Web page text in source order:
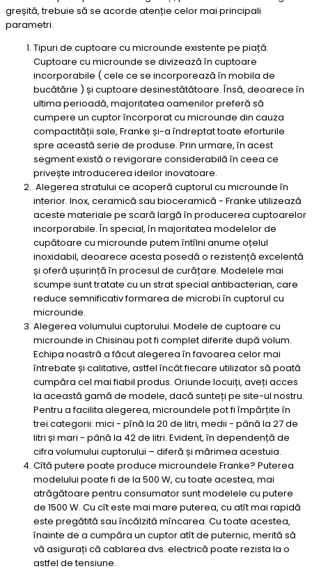
greșită, trebuie să se acorde atenție celor mai principali
parametri.
Tipuri de cuptoare cu microunde existente pe piață.
Cuptoare cu microunde se divizează în cuptoare
incorporabile ( cele ce se incorporează în mobila de
bucătărie ) și cuptoare desinestătătoare. Însă, deoarece în
ultima perioadă, majoritatea oamenilor preferă să
cumpere un cuptor încorporat cu microunde din cauza
compactității sale, Franke și-a îndreptat toate eforturile
spre această serie de produse. Prin urmare, în acest
segment există o revigorare considerabilă în ceea ce
privește introducerea ideilor inovatoare.
Alegerea stratului ce acoperă cuptorul cu microunde în
interior. Inox, ceramică sau bioceramică - Franke utilizează
aceste materiale pe scară largă în producerea cuptoarelor
incorporabile. În special, în majoritatea modelelor de
cupătoare cu microunde putem întîlni anume oțelul
inoxidabil, deoarece acesta posedă o rezistență excelentă
și oferă ușurință în procesul de curățare. Modelele mai
scumpe sunt tratate cu un strat special antibacterian, care
reduce semnificativ formarea de microbi în cuptorul cu
microunde.
Alegerea volumului cuptorului. Modele de cuptoare cu
microunde in Chisinau pot fi complet diferite după volum.
Echipa noastră a făcut alegerea în favoarea celor mai
întrebate și calitative, astfel încât fiecare utilizator să poată
cumpăra cel mai fiabil produs. Oriunde locuiți, aveți acces
la această gamă de modele, dacă sunteți pe site-ul nostru.
Pentru a facilita alegerea, microundele pot fi împărțite în
trei categorii: mici - pînă la 20 de litri, medii - până la 27 de
litri și mari - până la 42 de litri. Evident, în dependență de
cifra volumului cuptorului – diferă și mărimea acestuia.
Cîtă putere poate produce microundele Franke? Puterea
modelului poate fi de la 500 W, cu toate acestea, mai
atrăgătoare pentru consumator sunt modelele cu putere
de 1500 W. Cu cît este mai mare puterea, cu atît mai rapidă
este pregătită sau încălzită mîncarea. Cu toate acestea,
înainte de a cumpăra un cuptor atît de puternic, merită să
vă asigurați că cablarea dvs. electrică poate rezista la o
astfel de tensiune.